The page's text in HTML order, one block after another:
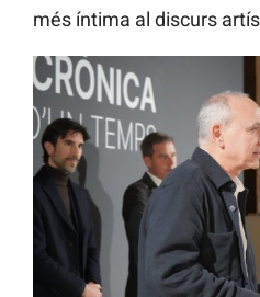
més íntima al discurs